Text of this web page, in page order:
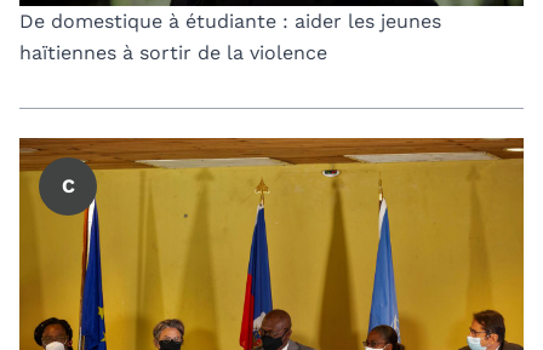
De domestique à étudiante : aider les jeunes
haïtiennes à sortir de la violence
C